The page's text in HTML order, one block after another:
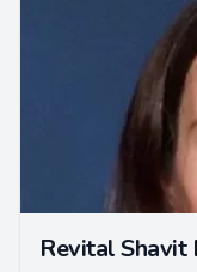
Revital Shavit